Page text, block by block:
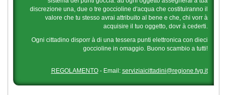
discrezione una, due o tre goccioline d'acqua che costituiranno il
valore che tu stesso avrai attribuito al bene e che, chi vorr à
acquisire il tuo oggetto, dovr à cederti.
Ogni cittadino disporr à di una tessera punti elettronica con dieci
goccioline in omaggio. Buono scambio a tutti!
REGOLAMENTO- Email: serviziaicittadini@regione.fvg.it